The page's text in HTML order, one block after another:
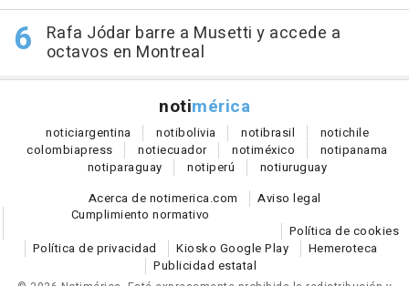
Rafa Jódar barre a Musetti y accede a
octavos en Montreal
notimérica
noticiargentina notibolivia notibrasil notichile
colombiapress notiecuador notiméxico notipanama
notiparaguay notiperú notiuruguay
Acerca de notimerica.com
Aviso legal
Cumplimiento normativo
Política de cookies
Política de privacidad
Kiosko Google Play
Hemeroteca
Publicidad estatal